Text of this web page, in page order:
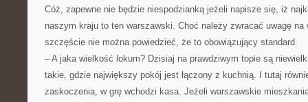
Cóż, zapewne nie będzie niespodzianką jeżeli napisze się, iż
naszym kraju to ten warszawski. Choć należy zwracać uwagę
szczęście nie można powiedzieć, że to obowiązujący standard.
– A jaka wielkość lokum? Dzisiaj na prawdziwym topie są
takie, gdzie największy pokój jest łączony z kuchnią. I tutaj
zaskoczenia, w grę wchodzi kasa. Jeżeli warszawskie